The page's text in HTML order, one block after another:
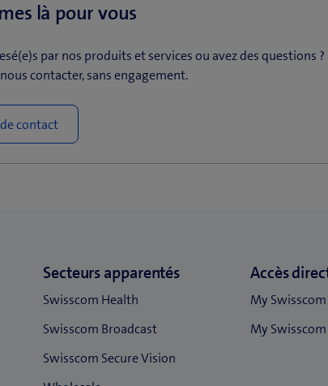
là pour vous
par nos produits et services ou avez des questions ?
contacter, sans engagement.
contact